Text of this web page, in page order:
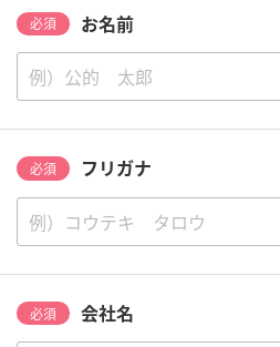
必須 お名前
必須 フリガナ
必須 会社名